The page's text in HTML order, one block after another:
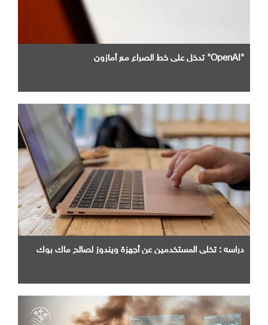
"OpenAI" تدخل علي خط الصراع مع أمازون
دراسه : تخلي المستخدمين عن أجهزة ويندوز لصالح ماك بوك